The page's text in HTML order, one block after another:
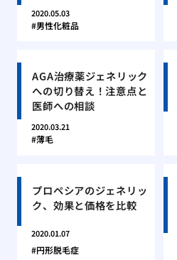
2020.05.03
男性化粧品
AGA治療薬ジェネリック
への切り替え！注意点と
医師への相談
2020.03.21
薄毛
プロペシアのジェネリッ
ク、効果と価格を比較
2020.01.07
円形脱毛症